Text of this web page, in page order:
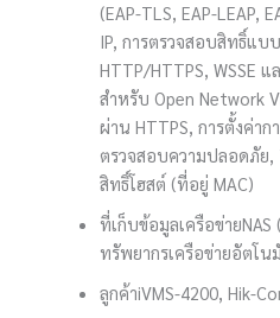
(EAP-TLS, EAP-LEAP,
IP, การตรวจสอบสิทธิ์แ
HTTP/HTTPS, WSSE
สำหรับ Open Network
ผ่าน HTTPS, การตั้งค่า
ตรวจสอบความปลอดภัย,
สิทธิ์โฮสต์ (ที่อยู่ MAC)
ที่เก็บข้อมูลเครือข่ายNAS
ทรัพยากรเครือข่ายอัตโน
ลูกค้าiVMS-4200, Hik-